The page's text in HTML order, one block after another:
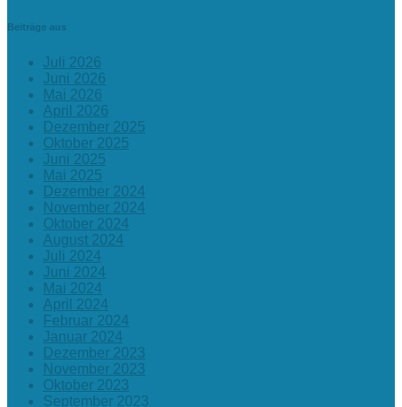
Beiträge aus
Juli 2026
Juni 2026
Mai 2026
April 2026
Dezember 2025
Oktober 2025
Juni 2025
Mai 2025
Dezember 2024
November 2024
Oktober 2024
August 2024
Juli 2024
Juni 2024
Mai 2024
April 2024
Februar 2024
Januar 2024
Dezember 2023
November 2023
Oktober 2023
September 2023